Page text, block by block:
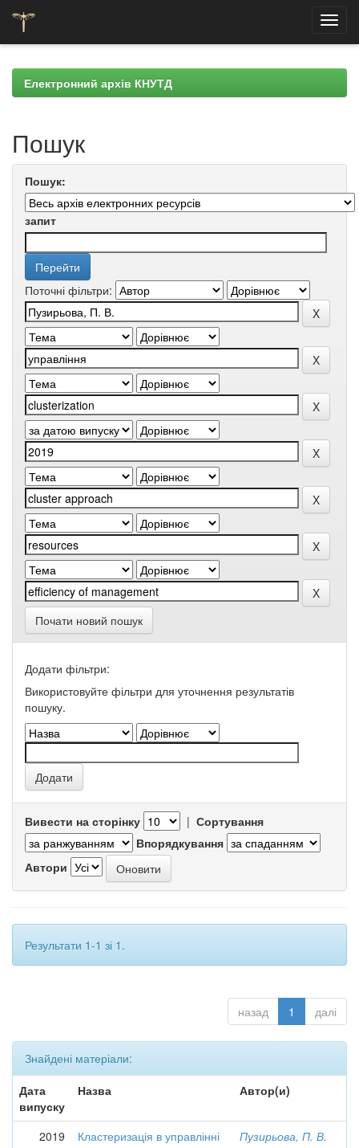
navigationЕлектронний архів КНУТД
Пошук
Пошук:
запит
Поточні фільтри:
Почати новий пошук
Додати фільтри:
Використовуйте фільтри для уточнення результатів
пошуку.
Вивести на сторінку | Сортування
Впорядкування
Автори
Результати 1-1 зі 1.
назад 1 далі
Знайдені матеріали:
Дата
випуску
Назва Автор(и)
2019
Кластеризація в управлінні
Пузирьова, П. В.